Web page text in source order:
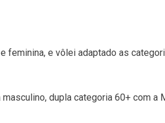
e vôlei adaptado as
dupla categoria 60+ com a